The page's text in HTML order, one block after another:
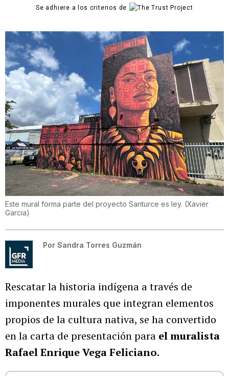
Se adhiere a los criterios de
Este mural forma parte del proyecto Santurce es ley. (Xavier
Garcia)
Por Sandra Torres Guzmán
Rescatar la historia indígena a través de
imponentes murales que integran elementos
propios de la cultura nativa, se ha convertido
en la carta de presentación para el muralista
Rafael Enrique Vega Feliciano.